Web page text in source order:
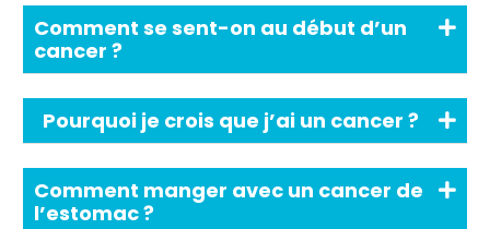
Comment se sent-on au début d’un
cancer ?
Pourquoi je crois que j’ai un cancer ?
Comment manger avec un cancer de
l’estomac ?